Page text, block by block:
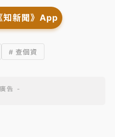
知新聞》App
# 查個資